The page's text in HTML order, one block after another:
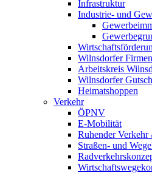
Infrastruktur
Industrie- und
Wilnsdorfer Firmen
Arbeitskreis
Wilnsdorfer
Heimatshoppen
Verkehr
ÖPNV
E-Mobilität
Ruhender
Straßen- und